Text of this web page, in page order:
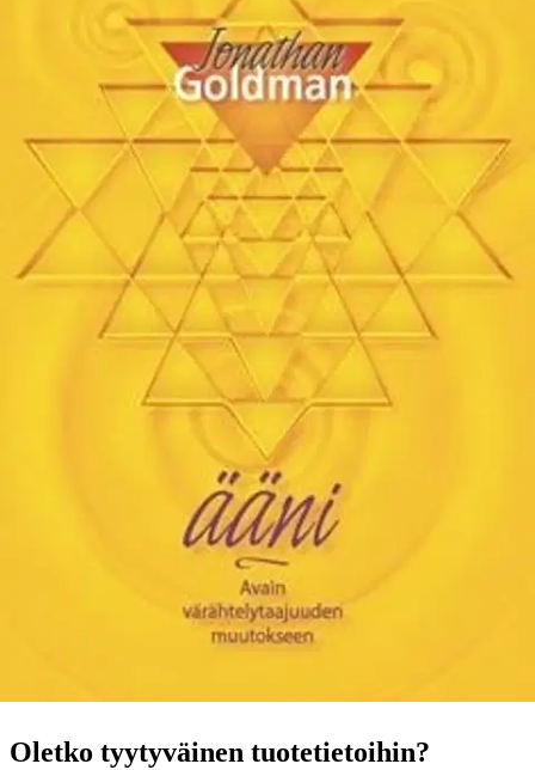
Etu ei koske Suuri‑lisäpalvelulla toimitettavia tuotteita.
Tarkista myymäläsaatavuus
Ei saatavilla
Tuotekuvaus
Jonathan Goldman tutustuttaa meidät yhdessä Äänen enkeli
Shamaelin kanssa värähtelyihin sekä sisällämme että
ulkopuolellamme. Kirja keskittyy siihen, miten voimme muuttaa
omaa värähtelytaajuuttamme eritoten äänen avulla. Kirja tutustuttaa
sinut äänen saloihin, pyhään geometriaan, väreihin, vuorikiteisiin ja
moniin muihin työkaluihin, joilla voit oppia löytämään itsestäsi uusia
Oletko tyytyväinen tuotetietoihin?